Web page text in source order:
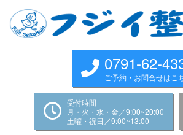
content
0791-62-
ご予約・お問合せはこ
受付時間
月・火・水・金／9:00~20:00
土曜・祝日／9:00~13:00